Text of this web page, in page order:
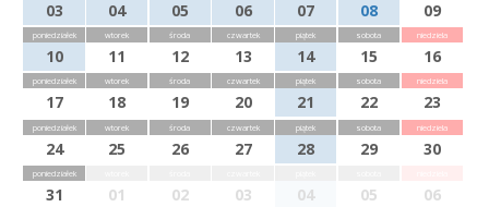
03 04 05 06 07 08 09
poniedziałek
10
wtorek
11
środa
12
czwartek
13
piątek
14
sobota
15
niedziela
16
poniedziałek
17
wtorek
18
środa
19
czwartek
20
piątek
21
sobota
22
niedziela
23
poniedziałek
24
wtorek
25
środa
26
czwartek
27
piątek
28
sobota
29
niedziela
30
poniedziałek
31 01 02 03 04 05 06